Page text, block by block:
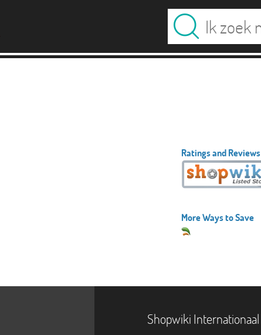
Ratings and Reviews
More Ways to Save
Shopwiki Internationaal